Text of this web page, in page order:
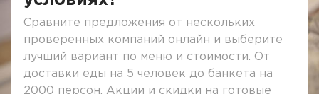
Сравните предложения от нескольких
проверенных компаний онлайн и выберите
лучший вариант по меню и стоимости. От
доставки еды на 5 человек до банкета на
2000 персон. Акции и скидки на готовые